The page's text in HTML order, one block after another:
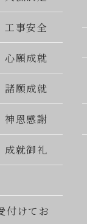
工事安全
心願成就
諸願成就
神恩感謝
成就御礼
付けてお